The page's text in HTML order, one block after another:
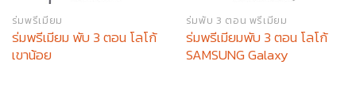
ร่มพรีเมียม
ร่มพรีเมียม พับ 3 ตอน โลโก้
เขาน้อย
ร่มพับ 3 ตอน พรีเมียม
ร่มพรีเมียมพับ 3 ตอน โลโก้
SAMSUNG Galaxy